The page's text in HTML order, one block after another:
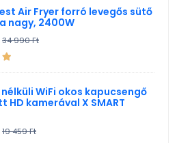
Air Fryer forró levegős sütő
nagy, 2400W
34 990 Ft
WiFi okos kapucsengő
HD kamerával X SMART
19 459 Ft